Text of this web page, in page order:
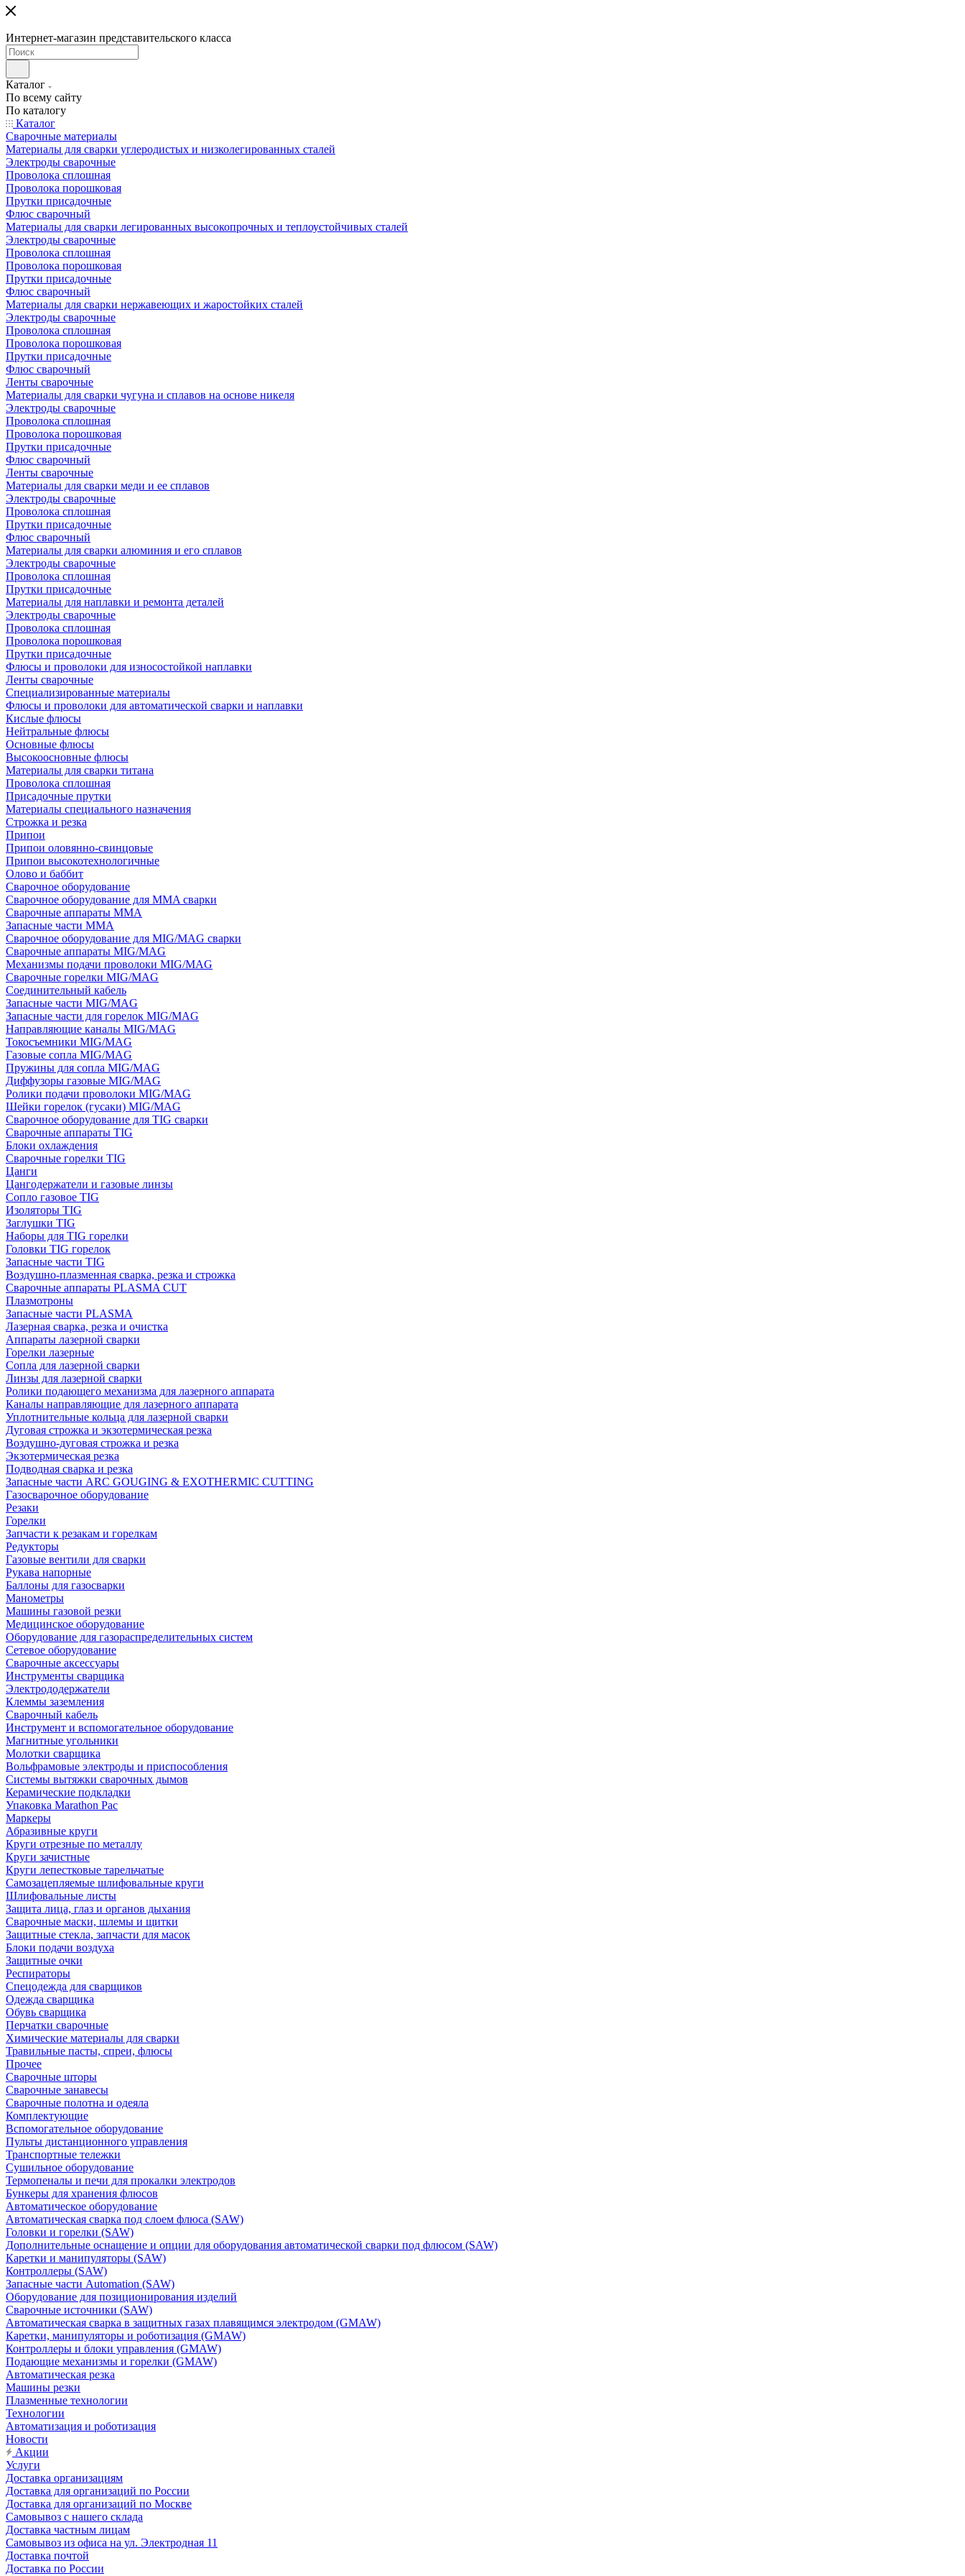
Интернет-магазин представительского класса
Каталог
По всему сайту
По каталогу
Каталог
Сварочные материалы
Материалы для сварки углеродистых и низколегированных сталей
Электроды сварочные
Проволока сплошная
Проволока порошковая
Прутки присадочные
Флюс сварочный
Материалы для сварки легированных высокопрочных и теплоустойчивых сталей
Электроды сварочные
Проволока сплошная
Проволока порошковая
Прутки присадочные
Флюс сварочный
Материалы для сварки нержавеющих и жаростойких сталей
Электроды сварочные
Проволока сплошная
Проволока порошковая
Прутки присадочные
Флюс сварочный
Ленты сварочные
Материалы для сварки чугуна и сплавов на основе никеля
Электроды сварочные
Проволока сплошная
Проволока порошковая
Прутки присадочные
Флюс сварочный
Ленты сварочные
Материалы для сварки меди и ее сплавов
Электроды сварочные
Проволока сплошная
Прутки присадочные
Флюс сварочный
Материалы для сварки алюминия и его сплавов
Электроды сварочные
Проволока сплошная
Прутки присадочные
Материалы для наплавки и ремонта деталей
Электроды сварочные
Проволока сплошная
Проволока порошковая
Прутки присадочные
Флюсы и проволоки для износостойкой наплавки
Ленты сварочные
Специализированные материалы
Флюсы и проволоки для автоматической сварки и наплавки
Кислые флюсы
Нейтральные флюсы
Основные флюсы
Высокоосновные флюсы
Материалы для сварки титана
Проволока сплошная
Присадочные прутки
Материалы специального назначения
Строжка и резка
Припои
Припои оловянно-свинцовые
Припои высокотехнологичные
Олово и баббит
Сварочное оборудование
Сварочное оборудование для MMA сварки
Сварочные аппараты MMA
Запасные части MMA
Сварочное оборудование для MIG/MAG сварки
Сварочные аппараты MIG/MAG
Механизмы подачи проволоки MIG/MAG
Сварочные горелки MIG/MAG
Соединительный кабель
Запасные части MIG/MAG
Запасные части для горелок MIG/MAG
Направляющие каналы MIG/MAG
Токосъемники MIG/MAG
Газовые сопла MIG/MAG
Пружины для сопла MIG/MAG
Диффузоры газовые MIG/MAG
Ролики подачи проволоки MIG/MAG
Шейки горелок (гусаки) MIG/MAG
Сварочное оборудование для TIG сварки
Сварочные аппараты TIG
Блоки охлаждения
Сварочные горелки TIG
Цанги
Цангодержатели и газовые линзы
Сопло газовое TIG
Изоляторы TIG
Заглушки TIG
Наборы для TIG горелки
Головки TIG горелок
Запасные части TIG
Воздушно-плазменная сварка, резка и строжка
Сварочные аппараты PLASMA CUT
Плазмотроны
Запасные части PLASMA
Лазерная сварка, резка и очистка
Аппараты лазерной сварки
Горелки лазерные
Сопла для лазерной сварки
Линзы для лазерной сварки
Ролики подающего механизма для лазерного аппарата
Каналы направляющие для лазерного аппарата
Уплотнительные кольца для лазерной сварки
Дуговая строжка и экзотермическая резка
Воздушно-дуговая строжка и резка
Экзотермическая резка
Подводная сварка и резка
Запасные части ARC GOUGING & EXOTHERMIC CUTTING
Газосварочное оборудование
Резаки
Горелки
Запчасти к резакам и горелкам
Редукторы
Газовые вентили для сварки
Рукава напорные
Баллоны для газосварки
Манометры
Машины газовой резки
Медицинское оборудование
Оборудование для газораспределительных систем
Сетевое оборудование
Сварочные аксессуары
Инструменты сварщика
Электрододержатели
Клеммы заземления
Сварочный кабель
Инструмент и вспомогательное оборудование
Магнитные угольники
Молотки сварщика
Вольфрамовые электроды и приспособления
Системы вытяжки сварочных дымов
Керамические подкладки
Упаковка Marathon Pac
Маркеры
Абразивные круги
Круги отрезные по металлу
Круги зачистные
Круги лепестковые тарельчатые
Самозацепляемые шлифовальные круги
Шлифовальные листы
Защита лица, глаз и органов дыхания
Сварочные маски, шлемы и щитки
Защитные стекла, запчасти для масок
Блоки подачи воздуха
Защитные очки
Респираторы
Спецодежда для сварщиков
Одежда сварщика
Обувь сварщика
Перчатки сварочные
Химические материалы для сварки
Травильные пасты, спреи, флюсы
Прочее
Сварочные шторы
Сварочные занавесы
Сварочные полотна и одеяла
Комплектующие
Вспомогательное оборудование
Пульты дистанционного управления
Транспортные тележки
Сушильное оборудование
Термопеналы и печи для прокалки электродов
Бункеры для хранения флюсов
Автоматическое оборудование
Автоматическая сварка под слоем флюса (SAW)
Головки и горелки (SAW)
Дополнительные оснащение и опции для оборудования автоматической сварки под флюсом (SAW)
Каретки и манипуляторы (SAW)
Контроллеры (SAW)
Запасные части Automation (SAW)
Оборудование для позиционирования изделий
Сварочные источники (SAW)
Автоматическая сварка в защитных газах плавящимся электродом (GMAW)
Каретки, манипуляторы и роботизация (GMAW)
Контроллеры и блоки управления (GMAW)
Подающие механизмы и горелки (GMAW)
Автоматическая резка
Машины резки
Плазменные технологии
Технологии
Автоматизация и роботизация
Новости
Акции
Услуги
Доставка организациям
Доставка для организаций по России
Доставка для организаций по Москве
Самовывоз с нашего склада
Доставка частным лицам
Самовывоз из офиса на ул. Электродная 11
Доставка почтой
Доставка по России